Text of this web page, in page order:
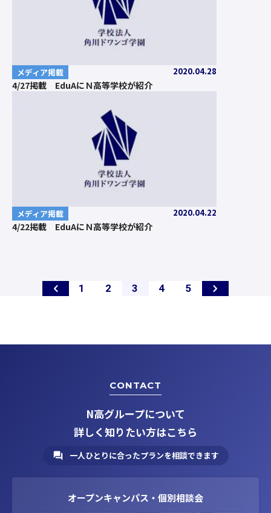
メディア掲載 2020.04.28
4/27掲載 EduAにＮ高等学校が紹介
メディア掲載 2020.04.22
4/22掲載 EduAにＮ高等学校が紹介
1
ペ
ー
2
ペ
3
ペ
4
ペ
5
ペ
CONTACT
N高グループについて
詳しく知りたい方はこちら
一人ひとりに合ったプランを相談できます
オープンキャンパス・個別相談会